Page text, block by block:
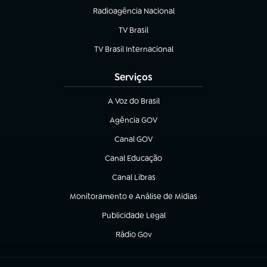
Radioagência Nacional
(abre em nova aba)
TV Brasil
(abre em nova aba)
TV Brasil Internacional
(abre em nova aba)
Serviços
A Voz do Brasil
(abre em nova aba)
Agência GOV
(abre em nova aba)
Canal GOV
(abre em nova aba)
Canal Educação
(abre em nova aba)
Canal Libras
(abre em nova aba)
Monitoramento e Análise de Mídias
(abre em nova aba)
Publicidade Legal
(abre em nova aba)
Rádio Gov
(abre em nova aba)